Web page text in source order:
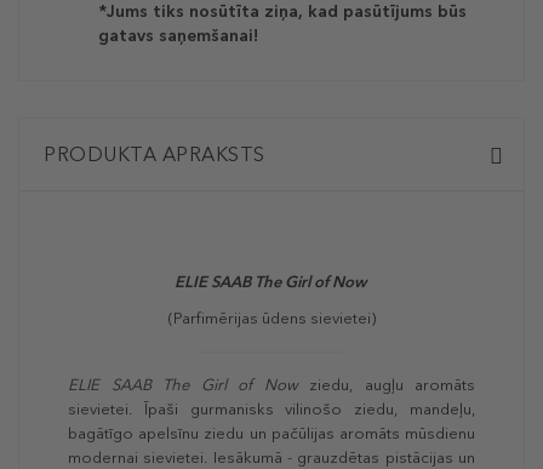
*Jums tiks nosūtīta ziņa, kad pasūtījums būs
gatavs saņemšanai!
PRODUKTA APRAKSTS
ELIE SAABThe Girl of Now
(Parfimērijas ūdens sievietei)
ELIE SAAB The Girl of Now ziedu, augļu aromāts
sievietei. Īpaši gurmanisks vilinošo ziedu, mandeļu,
bagātīgo apelsīnu ziedu un pačūlijas aromāts mūsdienu
modernai sievietei. Iesākumā - grauzdētas pistācijas un